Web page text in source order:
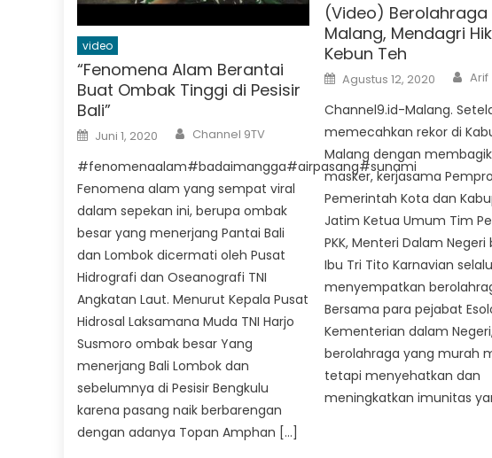
video
“Fenomena Alam Berantai
Buat Ombak Tinggi di Pesisir
Bali”
Posted
on
Juni 1, 2020 Author
Channel 9TV
#fenomenaalam#badaimangga#airpasang#sunami
Fenomena alam yang sempat viral
dalam sepekan ini, berupa ombak
besar yang menerjang Pantai Bali
dan Lombok dicermati oleh Pusat
Hidrografi dan Oseanografi TNI
Angkatan Laut. Menurut Kepala Pusat
Hidrosal Laksamana Muda TNI Harjo
Susmoro ombak besar Yang
menerjang Bali Lombok dan
sebelumnya di Pesisir Bengkulu
karena pasang naik berbarengan
dengan adanya Topan Amphan […]
(Video) Berolahraga
Malang, Mendagri
Kebun Teh
Posted
on
Agustus 12, 2020 Arif
Channel9.id-Malang.
memecahkan rekor di
Malang dengan
masker, kerjasama
Pemerintah Kota dan
Jatim Ketua Umum Tim
PKK, Menteri Dalam
Ibu Tri Tito Karnavian selalu
menyempatkan
Bersama para pejabat
Kementerian dalam
berolahraga yang murah
tetapi menyehatkan dan
meningkatkan imunitas